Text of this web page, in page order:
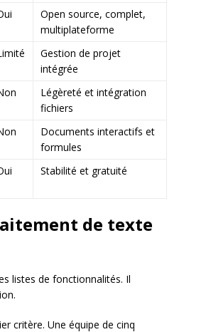
Open source, complet,
multiplateforme
Gestion de projet
intégrée
Légèreté et intégration
fichiers
Documents interactifs et
formules
Stabilité et gratuité
de texte
listes de fonctionnalités. Il
critère. Une équipe de cinq